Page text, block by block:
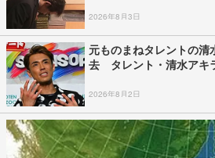
2026年8月3日
元ものまねタレントの
去 タレント・清水アキ
2026年8月2日